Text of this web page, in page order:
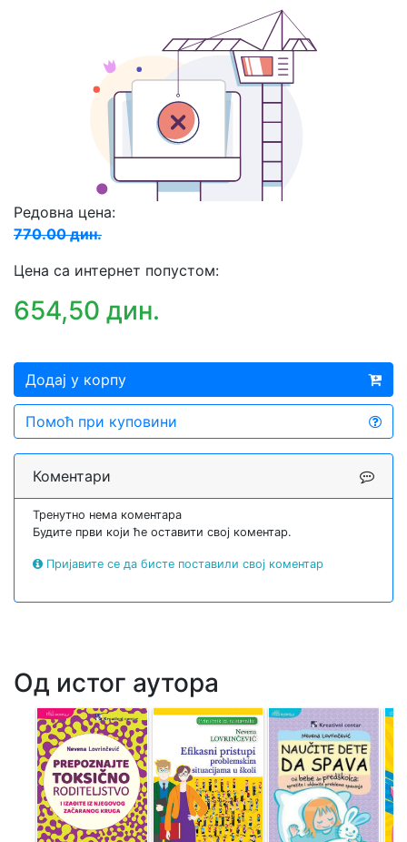
Редовна цена:
770.00 дин.
Цена са интернет попустом:
654,50 дин.
Додај у корпу
Помоћ при куповини
Коментари
Тренутно нема коментара
Будите први који ће оставити свој коментар.
Пријавите се да бисте поставили свој коментар
Од истог аутора